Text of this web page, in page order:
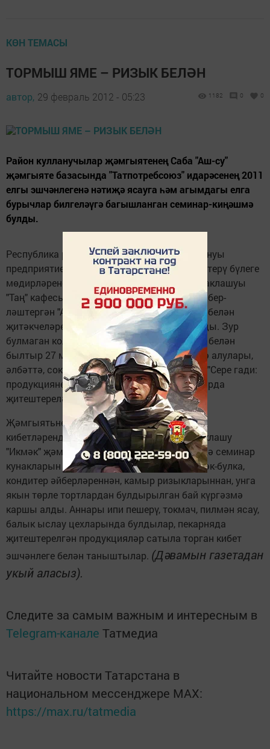
КӨН ТЕМАСЫ
ТОРМЫШ ЯМЕ – РИЗЫК БЕЛӘН
автор, 29 февраль 2012 - 05:23 1182 0 0
Район кулланучылар җәмгыятенең Саба "Аш-су"
җәмгыяте базасында "Татпотребсоюз" идарәсенең 2011
елгы эшчәнлегенә нәтиҗә ясауга һәм агымдагы елга
бурычлар билгеләүгә ба­гышланган семинар-киңәшмә
булды.
Республика­ район­на­рының җәмәгать туклануы
предприятиеләре ди­ректорлары һәм җи­тештерү бүлеге
мөдир­ләренең үзара хезмәт тәҗрибәсе уртаклашуы
"Таң" кафесында башланды. Кырык кешене бер­
ләштергән "Аш-су" җәмгыятенең эшчәнлеге белән
җитәкчеләре Әл­физә Исламова таныштырды. Зур
булмаган коллективның уртак тырышлыгы белән
былтыр 27 миллион сумлык хезмәт күрсәтә алулары,
әлбәттә, соклану уятты. Әлфизә Исламова: "Сере гади:
продукциянең 95 проценты үзебезнең цехларда
җитештерелә",- дип җавап бирде.
Җәмгыятьнең кулинария, райпоның икмәк
кибетләрендә булганнан соң, тәҗрибә уртаклашу
"Икмәк" җәмгыятендә дәвам итте. Биредә дә семинар
кунакларын пекарняда җитештерелгән икмәк-булка,
кондитер әйберләреннән, камыр ризыкларыннан, унга
якын төрле тортлардан булдырылган­ бай күргәзмә
каршы алды. Аннары ипи пешерү, токмач, пилмән ясау,
балык ыслау цехларында булдылар, пекарняда
җитештерелгән про­дукцияләр сатыла торган кибет
эшчәнлеге белән таныштылар. (Дәвамын газетадан
укый аласыз).
Следите за самым важным и интересным в
Telegram-канале Татмедиа
Читайте новости Татарстана в
национальном мессенджере MАХ:
https://max.ru/tatmedia